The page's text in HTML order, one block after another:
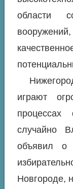
области
играют
случайно
объявил о
Новгороде,